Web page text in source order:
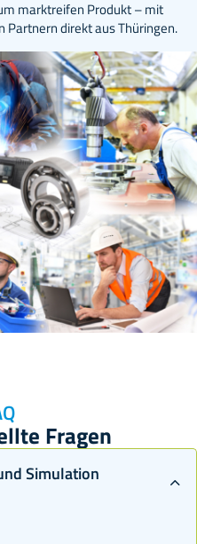
marktreifen Produkt – mit
Partnern direkt aus Thüringen.
Fragen
Simulation